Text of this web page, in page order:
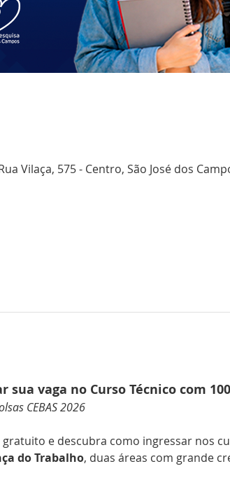
Vilaça, 575 - Centro, São José dos
sua vaga no Curso Técnico com
CEBAS 2026
e descubra como ingressar nos
do Trabalho, duas áreas com grande